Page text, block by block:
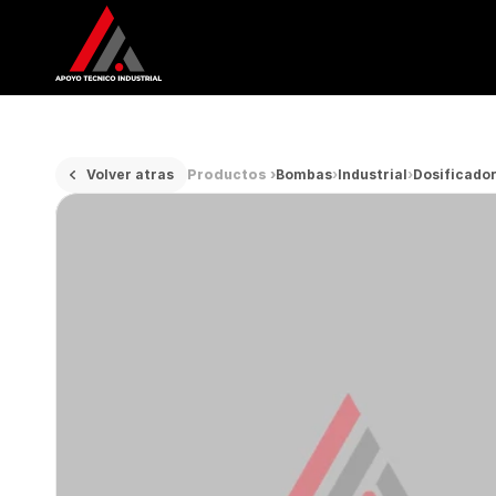
Volver atras Productos ›Bombas›Industrial›